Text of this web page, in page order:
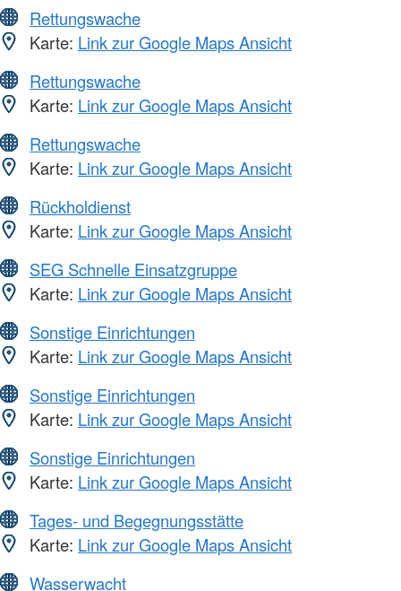
Rettungswache
Karte: Link zur Google Maps Ansicht
Rettungswache
Karte: Link zur Google Maps Ansicht
Rettungswache
Karte: Link zur Google Maps Ansicht
Rückholdienst
Karte: Link zur Google Maps Ansicht
SEG Schnelle Einsatzgruppe
Karte: Link zur Google Maps Ansicht
Sonstige Einrichtungen
Karte: Link zur Google Maps Ansicht
Sonstige Einrichtungen
Karte: Link zur Google Maps Ansicht
Sonstige Einrichtungen
Karte: Link zur Google Maps Ansicht
Tages- und Begegnungsstätte
Karte: Link zur Google Maps Ansicht
Wasserwacht